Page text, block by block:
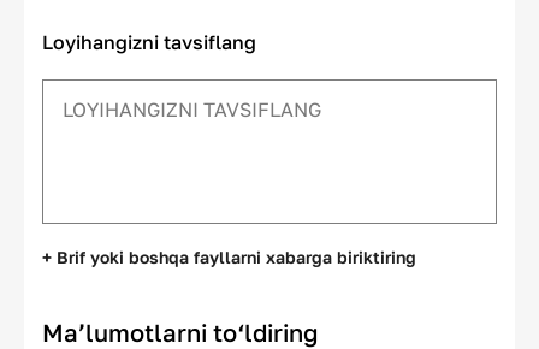
Loyihangizni tavsiflang
+ Brif yoki boshqa fayllarni xabarga biriktiring
Ma’lumotlarni to‘ldiring